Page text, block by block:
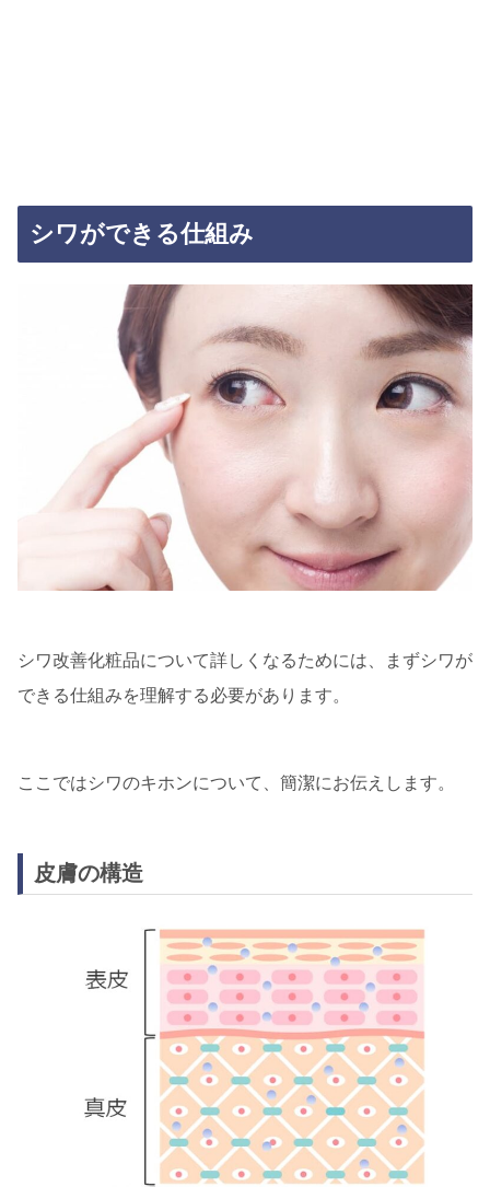
シワができる仕組み
シワ改善化粧品について詳しくなるためには、まずシワが
できる仕組みを理解する必要があります。
ここではシワのキホンについて、簡潔にお伝えします。
皮膚の構造